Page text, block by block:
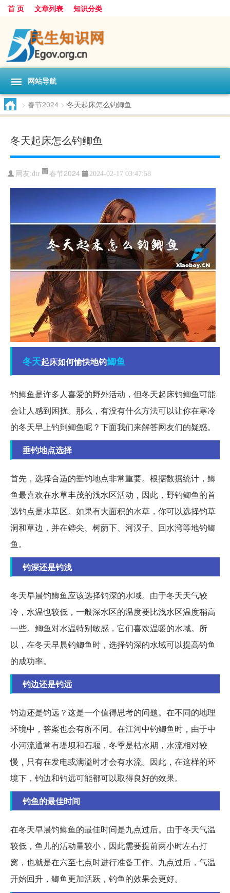
首 页 文章列表 知识分类
网站导航
> 春节2024 > 冬天起床怎么钓鲫鱼
冬天起床怎么钓鲫鱼
网友:dtr 春节2024 2024-02-17 03:47:58
冬天起床如何愉快地钓鲫鱼
钓鲫鱼是许多人喜爱的野外活动，但冬天起床钓鲫鱼可能
会让人感到困扰。那么，有没有什么方法可以让你在寒冷
的冬天早上钓到鲫鱼呢？下面我们来解答网友们的疑惑。
垂钓地点选择
首先，选择合适的垂钓地点非常重要。根据数据统计，鲫
鱼最喜欢在水草丰茂的浅水区活动，因此，野钓鲫鱼的首
选钓点是水草区。如果有大面积的水草，你可以选择钓草
洞和草边，并在铧尖、树荫下、河汊子、回水湾等地钓鲫
鱼。
钓深还是钓浅
冬天早晨钓鲫鱼应该选择钓深的水域。由于冬天天气较
冷，水温也较低，一般深水区的温度要比浅水区温度稍高
一些。鲫鱼对水温特别敏感，它们喜欢温暖的水域。所
以，在冬天早晨钓鲫鱼时，选择钓深的水域可以提高钓鱼
的成功率。
钓边还是钓远
钓边还是钓远？这是一个值得思考的问题。在不同的地理
环境中，答案也会有所不同。在江河中钓鲫鱼时，由于中
小河流通常有堤坝和石堰，冬季是枯水期，水流相对较
慢，只有在发电或满溢时才会有水流。因此，在这样的环
境下，钓边和钓远可能都可以取得良好的效果。
钓鱼的最佳时间
在冬天早晨钓鲫鱼的最佳时间是九点过后。由于冬天气温
较低，鱼儿的活动量较小，因此需要提前两小时左右打
窝，也就是在六至七点时进行准备工作。九点过后，气温
开始回升，鲫鱼更加活跃，钓鱼的效果会更好。